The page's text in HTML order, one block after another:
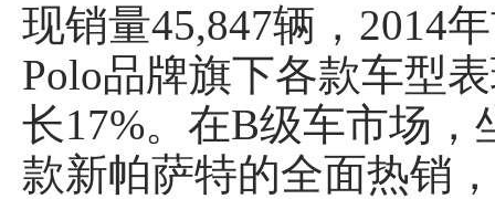
现销量45,847辆，2014
Polo品牌旗下各款车型
长17%。在B级车市场，
款新帕萨特的全面热销